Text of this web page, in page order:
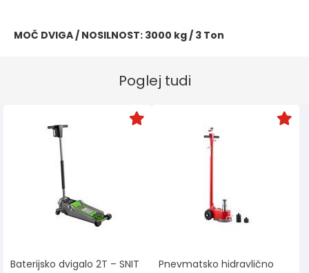
MOČ DVIGA / NOSILNOST: 3000 kg / 3 Ton
Poglej tudi
Baterijsko dvigalo 2T – SNIT
Pnevmatsko hidravlično